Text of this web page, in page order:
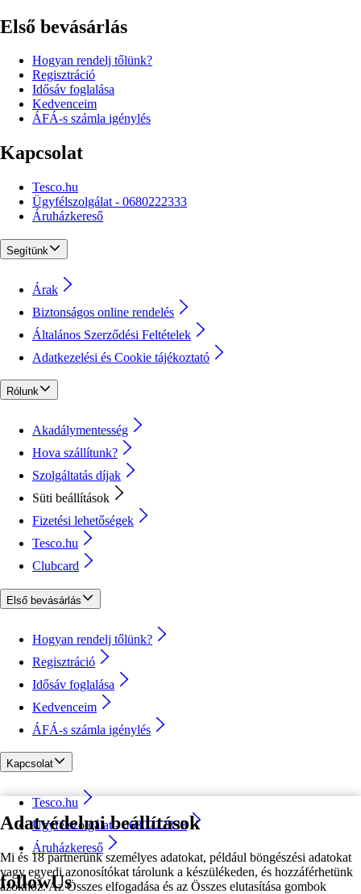
Adatvédelmi beállítások
Mi és 18 partnerünk személyes adatokat, például böngészési adatokat
vagy egyedi azonosítókat tárolunk a készülékeden, és hozzáférhetünk
azokhoz. Az Összes elfogadása és az Összes elutasítása gombok
Első bevásárlás
Hogyan rendelj tőlünk?
Regisztráció
Idősáv foglalása
Kedvenceim
ÁFÁ-s számla igénylés
Kapcsolat
Tesco.hu
Ügyfélszolgálat - 0680222333
Áruházkereső
Segítünk
Árak
Biztonságos online rendelés
Általános Szerződési Feltételek
Adatkezelési és Cookie tájékoztató
Rólunk
Akadálymentesség
Hova szállítunk?
Szolgáltatás díjak
Süti beállítások
Fizetési lehetőségek
Tesco.hu
Clubcard
Első bevásárlás
Hogyan rendelj tőlünk?
Regisztráció
Idősáv foglalása
Kedvenceim
ÁFÁ-s számla igénylés
Kapcsolat
Tesco.hu
Ügyfélszolgálat - 0680222333
Áruházkereső
followUs